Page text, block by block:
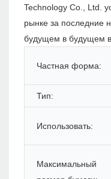
Technology Co., Ltd.
рынке за последние
будущем в будущем
Частная форма:
Тип:
Использовать:
Максимальный